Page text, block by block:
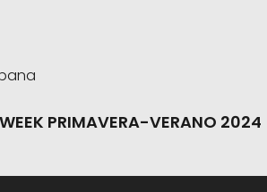
PRIMAVERA-VERANO 2024